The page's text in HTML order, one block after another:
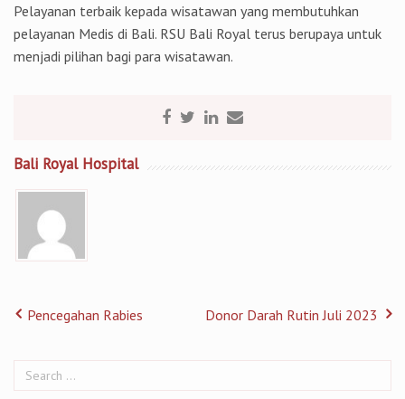
Pelayanan terbaik kepada wisatawan yang membutuhkan
pelayanan Medis di Bali. RSU Bali Royal terus berupaya untuk
menjadi pilihan bagi para wisatawan.
Bali Royal Hospital
Pencegahan Rabies Donor Darah Rutin Juli 2023